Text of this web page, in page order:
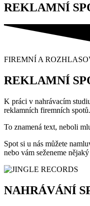
REKLAMNÍ
FIREMNÍ A
REKLAMNÍ
K práci v nahrávacím
reklamních firemních spotů.
To znamená text, neboli
Spot si u nás můžete
nebo vám seženeme
NAHRÁVÁNÍ